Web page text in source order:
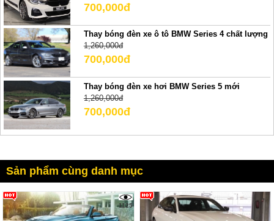
700,000đ
Thay bóng đèn xe ô tô BMW Series 4 chất lượng
1,260,000đ
700,000đ
Thay bóng đèn xe hơi BMW Series 5 mới
1,260,000đ
700,000đ
Sản phẩm cùng danh mục
1125